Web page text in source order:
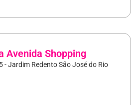
Avenida Shopping
- Jardim Redento São José do Rio